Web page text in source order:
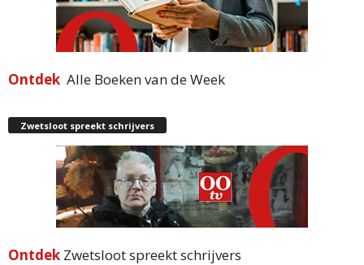
Ontdek Alle Boeken van de Week
Zwetsloot spreekt schrijvers
Ontdek Zwetsloot spreekt schrijvers